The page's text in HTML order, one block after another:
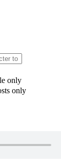
only
only